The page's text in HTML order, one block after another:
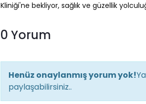
Kliniği'ne bekliyor, sağlık ve güzellik
0 Yorum
Henüz onaylanmış yorum yok!
paylaşabilirsiniz..